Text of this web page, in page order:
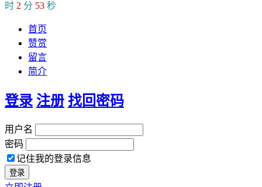
时 2 分 53 秒
首页
赞赏
留言
简介
登录 注册 找回密码
用户名
密码
记住我的登录信息